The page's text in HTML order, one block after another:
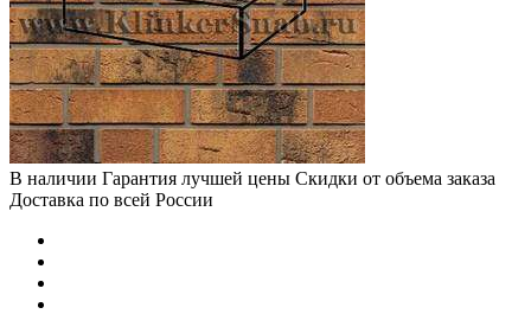
В наличии Гарантия лучшей цены Скидки от объема заказа
Доставка по всей России